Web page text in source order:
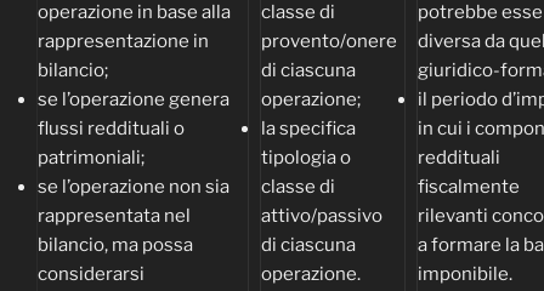
operazione in base alla
rappresentazione in
bilancio;
se l’operazione genera
flussi reddituali o
patrimoniali;
se l’operazione non sia
rappresentata nel
bilancio, ma possa
considerarsi
classe di
provento/onere
di ciascuna
operazione;
la specifica
tipologia o
classe di
attivo/passivo
di ciascuna
operazione.
potrebbe
diversa da
giuridico-
il periodo
in cui i
reddituali
fiscalmente
rilevanti
a formare la
imponibile.